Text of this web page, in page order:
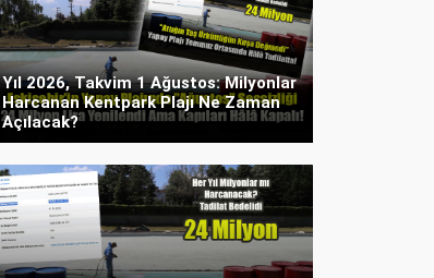
Yıl 2026, Takvim 1 Ağustos: Milyonlar
Harcanan Kentpark Plajı Ne Zaman
Açılacak?